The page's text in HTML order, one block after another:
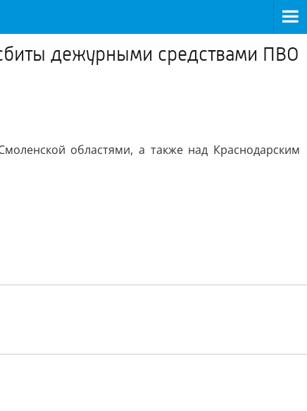
дежурными средствами ПВО
областями, а также над Краснодарским